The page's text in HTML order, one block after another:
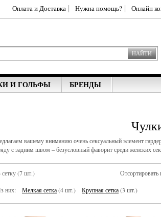
Оплата и Доставка Нужна помощь? Онлайн
НАЙТИ
И ГОЛЬФЫ БРЕНДЫ
вашему вниманию очень сексуальный элемент
с задним швом – безусловный фаворит среди женских
(7 шт.) Отсортировать
них:
Мелкая сетка(4 шт.) Крупная сетка(3 шт.)